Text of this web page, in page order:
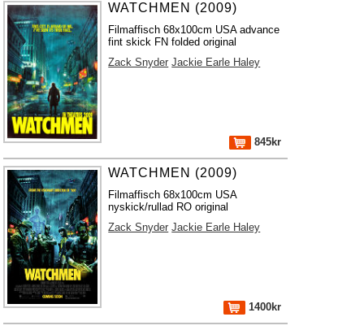
WATCHMEN (2009)
Filmaffisch 68x100cm USA advance
fint skick FN folded original
Zack Snyder Jackie Earle Haley
845kr
WATCHMEN (2009)
Filmaffisch 68x100cm USA
nyskick/rullad RO original
Zack Snyder Jackie Earle Haley
1400kr